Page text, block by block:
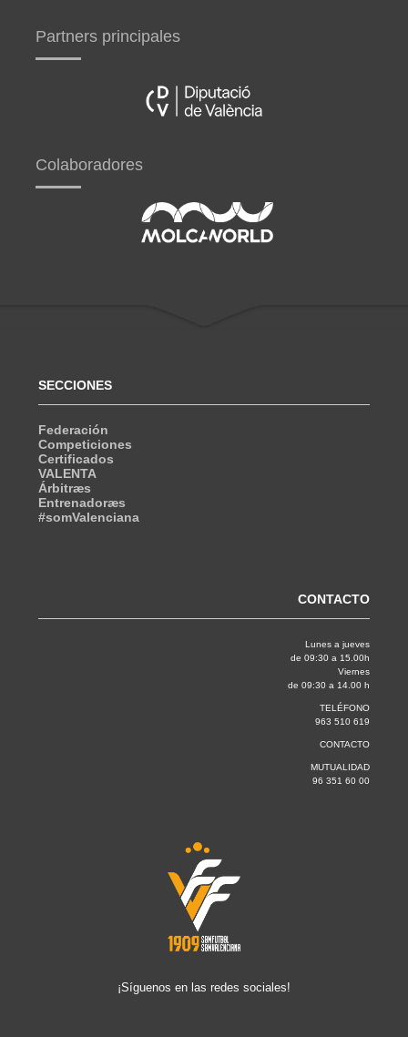
Partners principales
Colaboradores
SECCIONES
Federación
Competiciones
Certificados
VALENTA
Árbitræs
Entrenadoræs
#somValenciana
CONTACTO
Lunes a jueves
de 09:30 a 15.00h
Viernes
de 09:30 a 14.00 h
TELÉFONO
963 510 619
CONTACTO
MUTUALIDAD
96 351 60 00
¡Síguenos en las redes sociales!